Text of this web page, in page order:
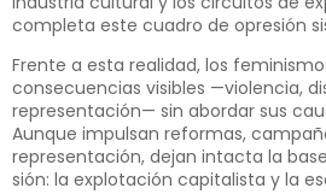
completa este cuadro de opresión
Frente a esta realidad, los
consecuen­cias visibles —violencia,
representación— sin abordar sus
Aunque impulsan reformas,
representación, dejan intacta la
sión: la explotación capitalista y la